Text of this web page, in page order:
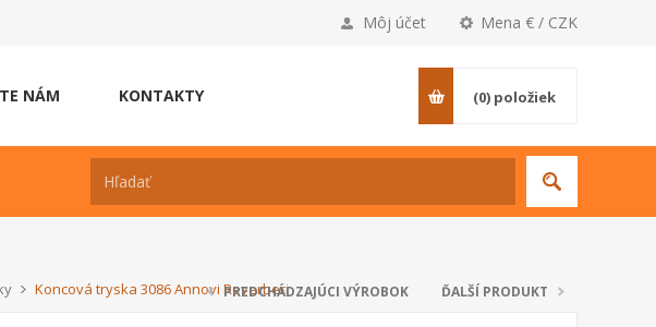
Mena € / CZK
Môj účet
NÁM KONTAKTY (0) položiek
Koncová tryska 3086 Annovi ReverberiPREDCHÁDZAJÚCI VÝROBOK ĎALŠÍ PRODUKT